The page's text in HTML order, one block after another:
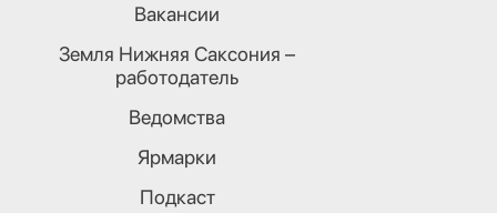
Вакансии
Земля Нижняя Саксония –
работодатель
Ведомства
Ярмарки
Подкаст